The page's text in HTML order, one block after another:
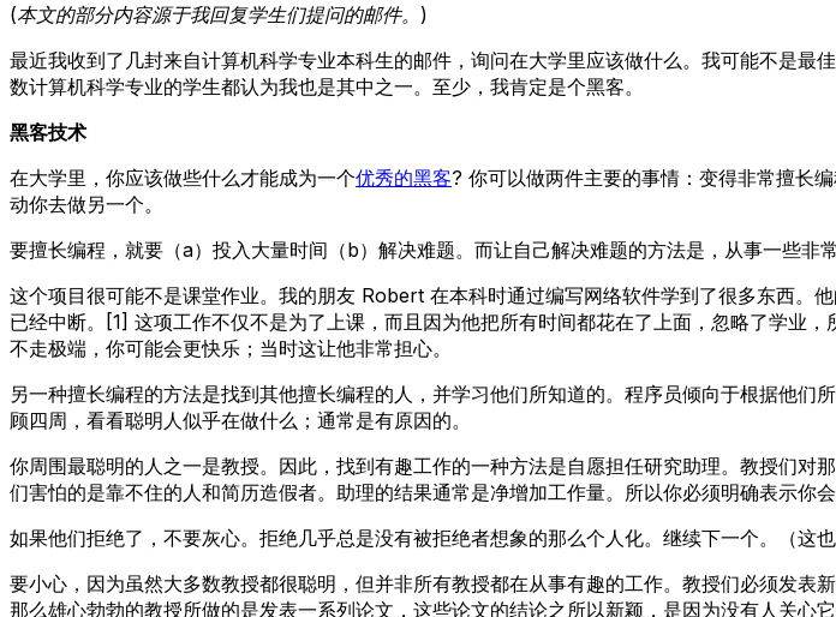
(本文的部分内容源于我回复学生们提问的邮件。)
最近我收到了几封来自计算机科学专业本科生的邮件，询问在大学里应该做什么。我可能不是
数计算机科学专业的学生都认为我也是其中之一。至少，我肯定是个黑客。
黑客技术
在大学里，你应该做些什么才能成为一个优秀的黑客? 你可以做两件主要的事情：变得非常擅长
动你去做另一个。
要擅长编程，就要（a）投入大量时间（b）解决难题。而让自己解决难题的方法是，从事一些非常
这个项目很可能不是课堂作业。我的朋友 Robert 在本科时通过编写网络软件学到了很多东西
已经中断。[1] 这项工作不仅不是为了上课，而且因为他把所有时间都花在了上面，忽略了学业
不走极端，你可能会更快乐；当时这让他非常担心。
另一种擅长编程的方法是找到其他擅长编程的人，并学习他们所知道的。程序员倾向于根据他
顾四周，看看聪明人似乎在做什么；通常是有原因的。
你周围最聪明的人之一是教授。因此，找到有趣工作的一种方法是自愿担任研究助理。教授们
们害怕的是靠不住的人和简历造假者。助理的结果通常是净增加工作量。所以你必须明确表示你会
如果他们拒绝了，不要灰心。拒绝几乎总是没有被拒绝者想象的那么个人化。继续下一个。（这也
要小心，因为虽然大多数教授都很聪明，但并非所有教授都在从事有趣的工作。教授们必须发
那么雄心勃勃的教授所做的是发表一系列论文，这些论文的结论之所以新颖，是因为没有人关心它